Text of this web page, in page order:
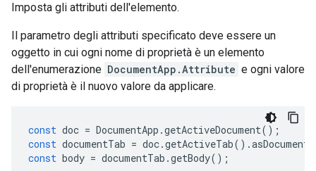
Imposta gli attributi dell'elemento.
Il parametro degli attributi specificato deve essere un
oggetto in cui ogni nome di proprietà è un elemento
dell'enumerazione DocumentApp.Attribute e ogni valore
di proprietà è il nuovo valore da applicare.
const doc = DocumentApp .getActiveDocument();
const documentTab = doc.getActiveTab().
const body = documentTab .getBody();